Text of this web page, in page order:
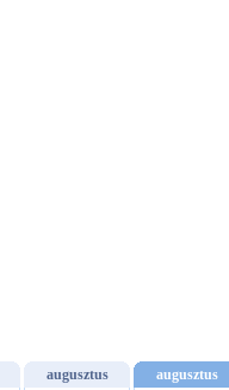
augusztus augusztus